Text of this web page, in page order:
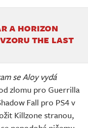
A HORIZON
THE LAST
se Aloy vydá
zlomu pro Guerrilla
Fall pro PS4 v
Killzone stranou,